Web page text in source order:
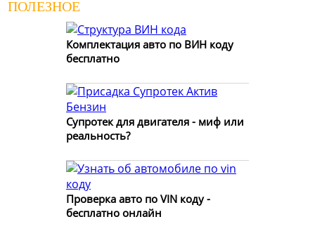
ПОЛЕЗНОЕ
Комплектация авто по ВИН коду
бесплатно
Супротек для двигателя - миф или
реальность?
Проверка авто по VIN коду -
бесплатно онлайн